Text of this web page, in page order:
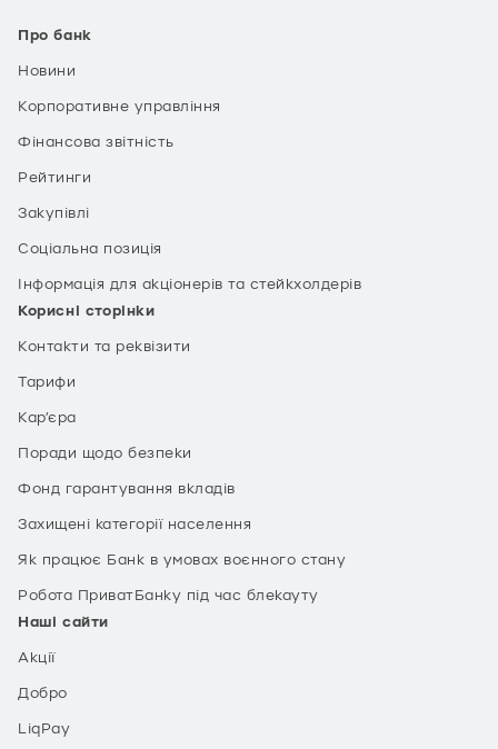
Про банк
Новини
Корпоративне управління
Фінансова звітність
Рейтинги
Закупівлі
Соціальна позиція
Інформація для акціонерів та стейкхолдерів
Корисні сторінки
Контакти та реквізити
Тарифи
Кар’єра
Поради щодо безпеки
Фонд гарантування вкладів
Захищені категорії населення
Як працює Банк в умовах воєнного стану
Робота ПриватБанку під час блекауту
Наші сайти
Акції
Добро
LiqPay